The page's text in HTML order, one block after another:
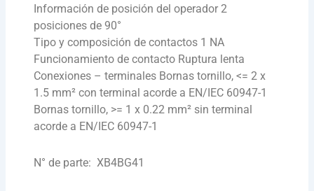
Información de posición del operador 2
posiciones de 90°
Tipo y composición de contactos 1 NA
Funcionamiento de contacto Ruptura lenta
Conexiones – terminales Bornas tornillo, <= 2 x
1.5 mm² con terminal acorde a EN/IEC 60947-1
Bornas tornillo, >= 1 x 0.22 mm² sin terminal
acorde a EN/IEC 60947-1
N° de parte: XB4BG41